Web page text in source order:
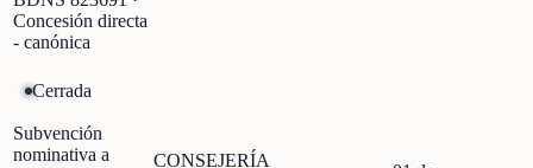
Concesión directa
- canónica
Cerrada
Subvención
nominativa a
CONSEJERÍA